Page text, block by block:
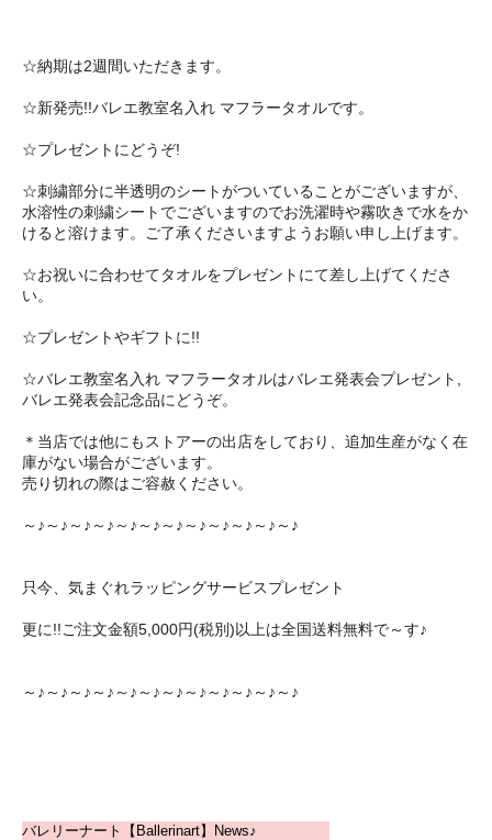
☆納期は2週間いただきます。
☆新発売!!バレエ教室名入れ マフラータオルです。
☆プレゼントにどうぞ!
☆刺繍部分に半透明のシートがついていることがございますが、
水溶性の刺繍シートでございますのでお洗濯時や霧吹きで水をか
けると溶けます。ご了承くださいますようお願い申し上げます。
☆お祝いに合わせてタオルをプレゼントにて差し上げてくださ
い。
☆プレゼントやギフトに!!
☆バレエ教室名入れ マフラータオルはバレエ発表会プレゼント,
バレエ発表会記念品にどうぞ。
＊当店では他にもストアーの出店をしており、追加生産がなく在
庫がない場合がございます。
売り切れの際はご容赦ください。
～♪～♪～♪～♪～♪～♪～♪～♪～♪～♪～♪～♪
只今、気まぐれラッピングサービスプレゼント
更に!!ご注文金額5,000円(税別)以上は全国送料無料で～す♪
～♪～♪～♪～♪～♪～♪～♪～♪～♪～♪～♪～♪
バレリーナート【Ballerinart】News♪